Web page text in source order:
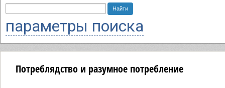
параметры поиска
Потреблядство и разумное потребление